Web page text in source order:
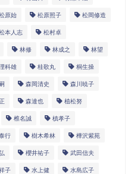
原始 松原照子 松岡修造
本人志 松村卓
林修 林成之 林望
科雄 桂歌丸 桐生操
森岡清史 森川暁子
森達也 植松努
椎名誠 槙孝子
行 樹木希林 樺沢紫苑
櫻井祐子 武田信夫
子 水上健 水島広子